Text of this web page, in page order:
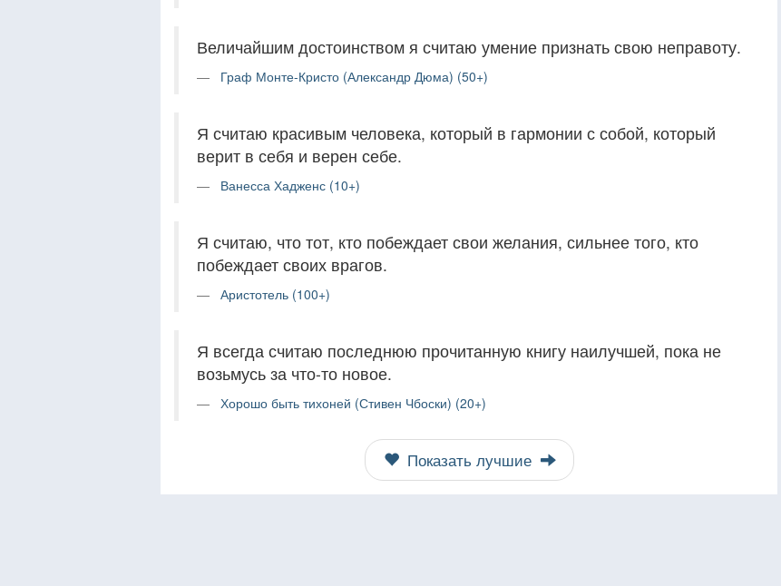
Величайшим достоинством я считаю умение признать свою неправоту.
Граф Монте-Кристо (Александр Дюма) (50+)
Я считаю красивым человека, который в гармонии с собой, который
верит в себя и верен себе.
Ванесса Хадженс (10+)
Я считаю, что тот, кто побеждает свои желания, сильнее того, кто
побеждает своих врагов.
Аристотель (100+)
Я всегда считаю последнюю прочитанную книгу наилучшей, пока не
возьмусь за что-то новое.
Хорошо быть тихоней (Стивен Чбоски) (20+)
Показать лучшие